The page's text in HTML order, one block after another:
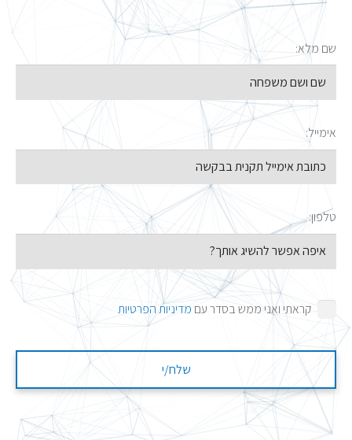
שם מלא:
אימייל:
טלפון:
קראתי ואני ממש בסדר עם מדיניות הפרטיות